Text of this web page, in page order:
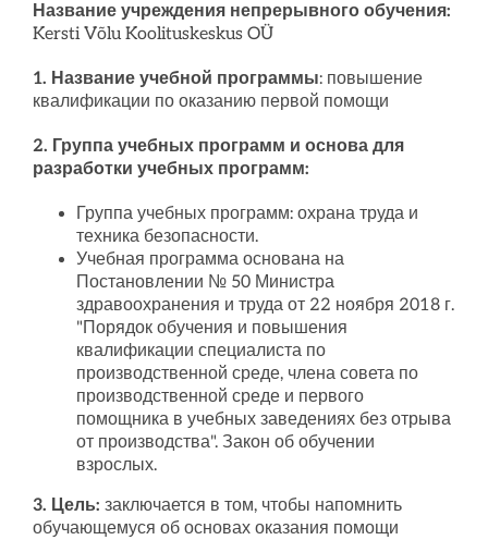
Название учреждения непрерывного обучения:
Kersti Võlu Koolituskeskus OÜ
1. Название учебной программы: повышение
квалификации по оказанию первой помощи
2. Группа учебных программ и основа для
разработки учебных программ:
Группа учебных программ: охрана труда и
техника безопасности.
Учебная программа основана на
Постановлении № 50 Министра
здравоохранения и труда от 22 ноября 2018 г.
"Порядок обучения и повышения
квалификации специалиста по
производственной среде, члена совета по
производственной среде и первого
помощника в учебных заведениях без отрыва
от производства". Закон об обучении
взрослых.
3. Цель: заключается в том, чтобы напомнить
обучающемуся об основах оказания помощи